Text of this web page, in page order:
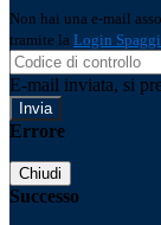
Non hai una e-mail
tramite la Login
E-mail inviata, si
Errore
Chiudi
Successo